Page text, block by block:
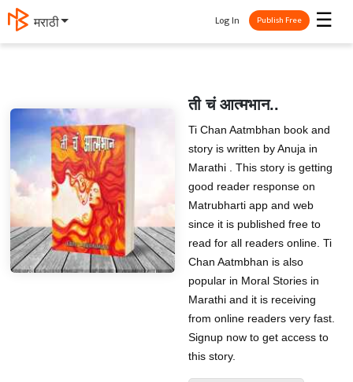
मराठी ☰
Log In Publish Free
ती चं आत्मभान..
Ti Chan Aatmbhan book and
story is written by Anuja in
Marathi . This story is getting
good reader response on
Matrubharti app and web
since it is published free to
read for all readers online. Ti
Chan Aatmbhan is also
popular in Moral Stories in
Marathi and it is receiving
from online readers very fast.
Signup now to get access to
this story.